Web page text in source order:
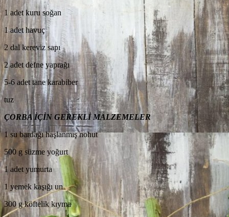
1 adet kuru soğan
1 adet havuç
2 dal kereviz sapı
2 adet defne yaprağı
5-6 adet tane karabiber
tuz
ÇORBA İÇİN GEREKLİ MALZEMELER
1 su bardağı haşlanmış nohut
500 g süzme yoğurt
1 adet yumurta
1 yemek kaşığı un
300 g köftelik kıyma